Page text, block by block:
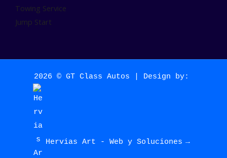
Towing Service
Jump Start
2026 © GT Class Autos | Design by:
Hervias Art - Web y Soluciones →